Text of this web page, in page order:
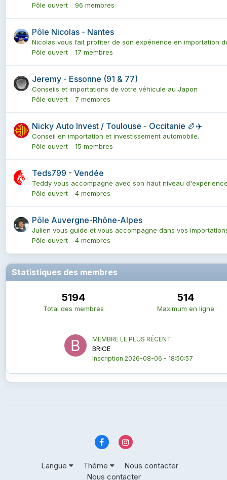
Pôle ouvert
96 membres
Pôle Nicolas - Nantes
Nicolas vous fait profiter de son expérience en importation
Pôle ouvert
17 membres
Jeremy - Essonne (91 & 77)
Conseils et importations de votre véhicule au Japon
Pôle ouvert
7 membres
Nicky Auto Invest / Toulouse - Occitanie 🏉✈️
Conseil en importation et investissement automobile.
Pôle ouvert
15 membres
Teds799 - Vendée
Teddy vous accompagne avec son haut niveau
Pôle ouvert
4 membres
Pôle Auvergne-Rhône-Alpes
Julien vous guide et vous accompagne dans vos
Pôle ouvert
4 membres
Statistiques des membres
5194
Total des membres
514
Maximum en ligne
MEMBRE LE PLUS RÉCENT
BRICE
Inscription 2026-08-06 - 18:50:57
Langue Thème
Nous contacter
Nous contacter